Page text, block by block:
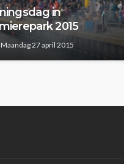
in
2015
Maandag 27 april 2015